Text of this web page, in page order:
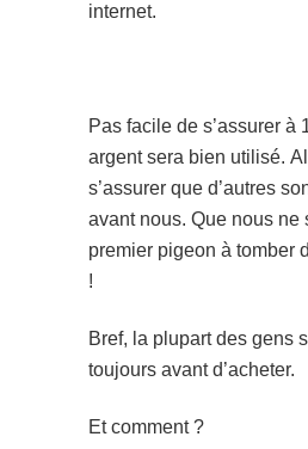
internet.
Pas facile de s’assurer à
argent sera bien utilisé.
s’assurer que d’autres
avant nous. Que nous ne
premier pigeon à tomber
!
Bref, la plupart des gens
toujours avant d’acheter.
Et comment ?